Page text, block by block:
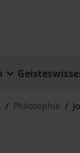
/ Philosophie /